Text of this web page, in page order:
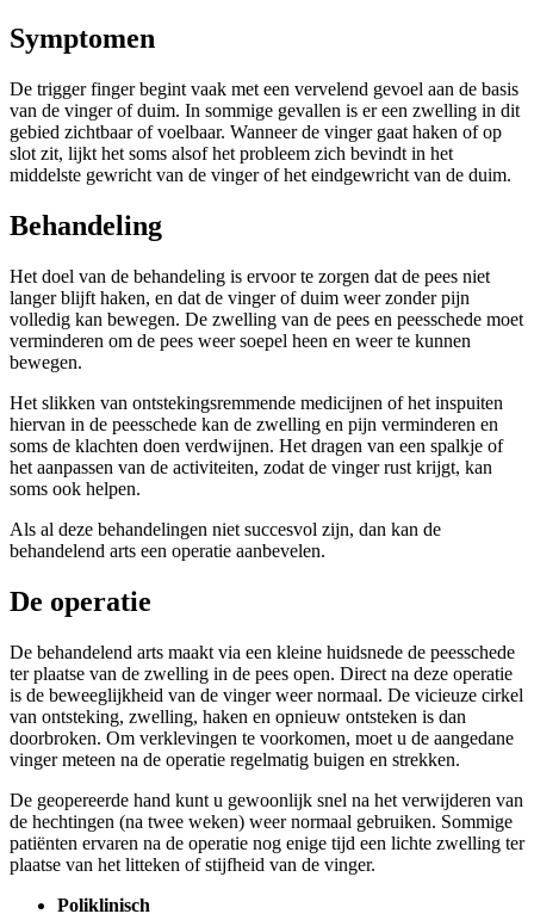
Symptomen
De trigger finger begint vaak met een vervelend gevoel aan de basis
van de vinger of duim. In sommige gevallen is er een zwelling in dit
gebied zichtbaar of voelbaar. Wanneer de vinger gaat haken of op
slot zit, lijkt het soms alsof het probleem zich bevindt in het
middelste gewricht van de vinger of het eindgewricht van de duim.
Behandeling
Het doel van de behandeling is ervoor te zorgen dat de pees niet
langer blijft haken, en dat de vinger of duim weer zonder pijn
volledig kan bewegen. De zwelling van de pees en peesschede moet
verminderen om de pees weer soepel heen en weer te kunnen
bewegen.
Het slikken van ontstekingsremmende medicijnen of het inspuiten
hiervan in de peesschede kan de zwelling en pijn verminderen en
soms de klachten doen verdwijnen. Het dragen van een spalkje of
het aanpassen van de activiteiten, zodat de vinger rust krijgt, kan
soms ook helpen.
Als al deze behandelingen niet succesvol zijn, dan kan de
behandelend arts een operatie aanbevelen.
De operatie
De behandelend arts maakt via een kleine huidsnede de peesschede
ter plaatse van de zwelling in de pees open. Direct na deze operatie
is de beweeglijkheid van de vinger weer normaal. De vicieuze cirkel
van ontsteking, zwelling, haken en opnieuw ontsteken is dan
doorbroken. Om verklevingen te voorkomen, moet u de aangedane
vinger meteen na de operatie regelmatig buigen en strekken.
De geopereerde hand kunt u gewoonlijk snel na het verwijderen van
de hechtingen (na twee weken) weer normaal gebruiken. Sommige
patiënten ervaren na de operatie nog enige tijd een lichte zwelling ter
plaatse van het litteken of stijfheid van de vinger.
Poliklinisch